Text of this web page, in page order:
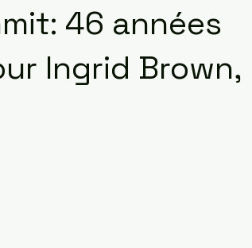
46 années
Ingrid Brown,